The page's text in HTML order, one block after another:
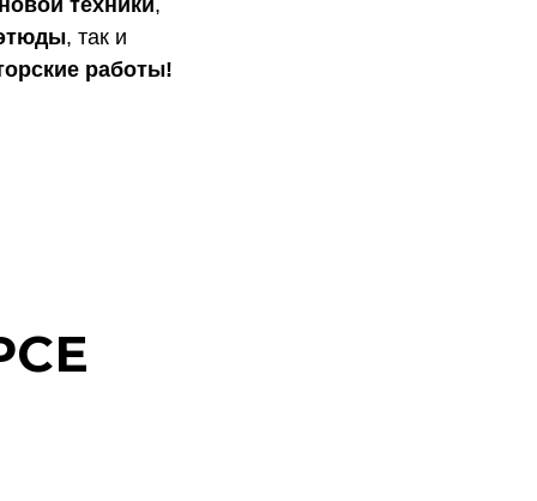
техники,
, так и
работы!